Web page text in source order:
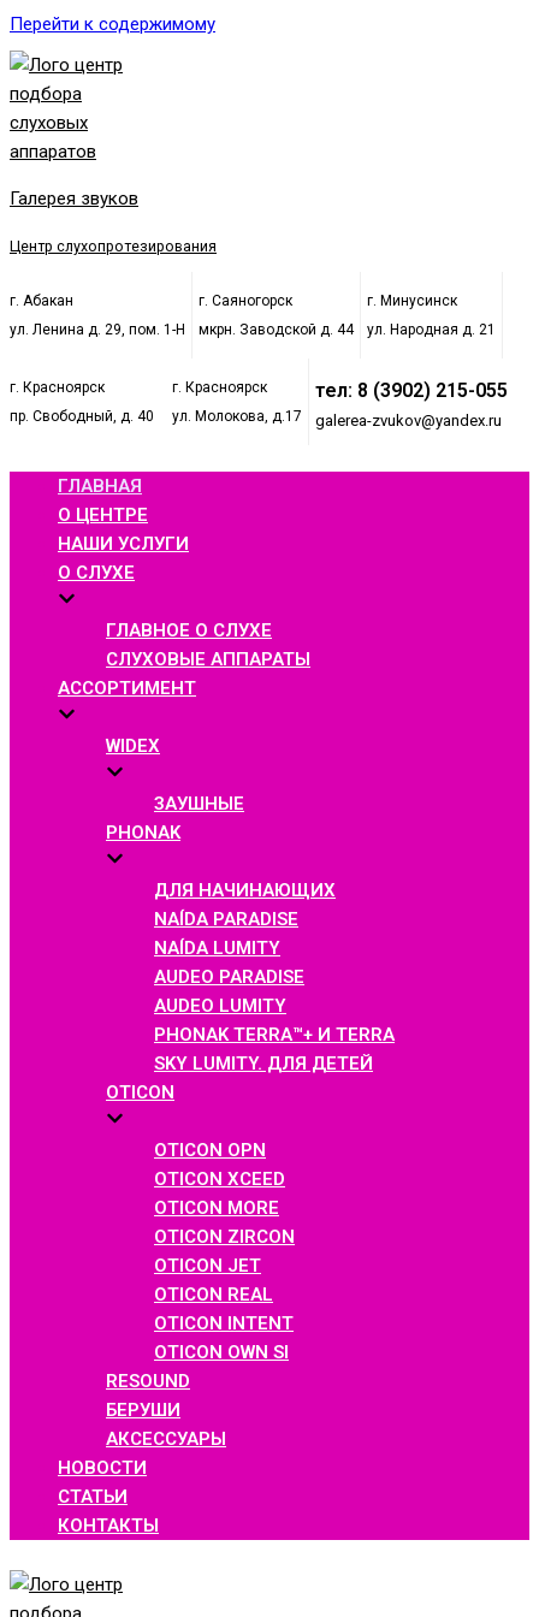
Перейти к содержимому
Галерея звуков
Центр слухопротезирования
г. Абакан
ул. Ленина д. 29, пом. 1-Н
г. Саяногорск
мкрн. Заводской д. 44
г. Минусинск
ул. Народная д. 21
г. Красноярск
пр. Свободный, д. 40
г. Красноярск
ул. Молокова, д.17
тел: 8 (3902) 215-055
galerea-zvukov@yandex.ru
ГЛАВНАЯ
О ЦЕНТРЕ
НАШИ УСЛУГИ
О СЛУХЕ
ГЛАВНОЕ О СЛУХЕ
СЛУХОВЫЕ АППАРАТЫ
АССОРТИМЕНТ
WIDEX
ЗАУШНЫЕ
PHONAK
ДЛЯ НАЧИНАЮЩИХ
NAÍDA PARADISE
NAÍDA LUMITY
AUDEO PARADISE
AUDEO LUMITY
PHONAK TERRA™+ И TERRA
SKY LUMITY. ДЛЯ ДЕТЕЙ
OTICON
OTICON OPN
OTICON XCEED
OTICON MORE
OTICON ZIRCON
OTICON JET
OTICON REAL
OTICON INTENT
OTICON OWN SI
RESOUND
БЕРУШИ
АКСЕССУАРЫ
НОВОСТИ
СТАТЬИ
КОНТАКТЫ